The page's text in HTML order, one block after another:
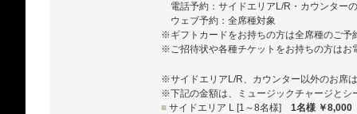
電話予約：サイドエリアL/R・カウンター
ウェブ予約：全席種対象
※ギフトカードをお持ちの方は全席種のご予
※ご招待状や各種チケットをお持ちの方はお
※サイドエリアL/R、カウンター以外のお席
※下記の金額は、ミュージックチャージとシ
■ サイドエリア L [1～8名様] 1名様 ￥8,000